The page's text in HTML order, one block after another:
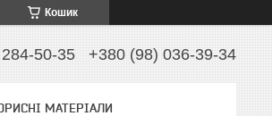
Кошик
50-35 +380 (98) 036-39-34
МАТЕРІАЛИ